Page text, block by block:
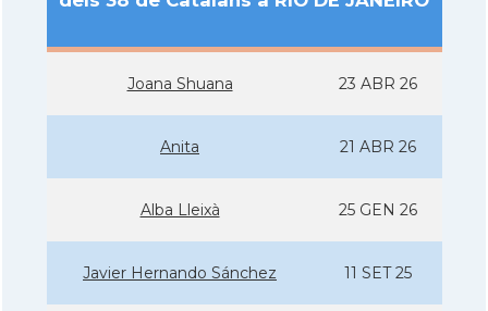
Joana Shuana 23 ABR 26
Anita 21 ABR 26
Alba Lleixà 25 GEN 26
Javier Hernando Sánchez 11 SET 25